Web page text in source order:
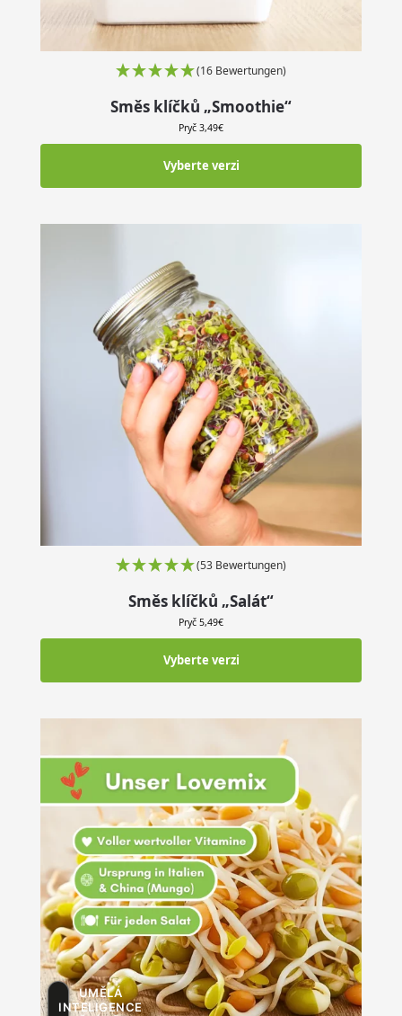
(16 Bewertungen)
Směs klíčků „Smoothie“
Pryč 3,49€
Vyberte verzi
(53 Bewertungen)
Směs klíčků „Salát“
Pryč 5,49€
Vyberte verzi
UMĚLÁ
INTELIGENCE